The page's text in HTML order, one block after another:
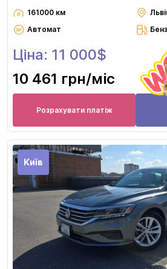
161000 км
Автомат
Ціна: 11 000$
10 461 грн/міс
Розрахувати платіж
Київ